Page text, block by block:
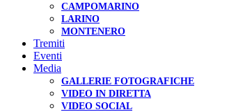
CAMPOMARINO
LARINO
MONTENERO
Tremiti
Eventi
Media
GALLERIE FOTOGRAFICHE
VIDEO IN DIRETTA
VIDEO SOCIAL